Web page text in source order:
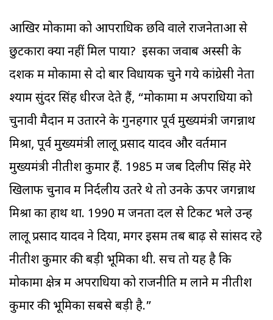
आखिर मोकामा को आपराधिक छवि वाले राजनेताओं से
छुटकारा क्यों नहीं मिल पाया? इसका जवाब अस्सी के
दशक में मोकामा से दो बार विधायक चुने गये कांग्रेसी नेता
श्याम सुंदर सिंह धीरज देते हैं, “मोकामा में अपराधियों को
चुनावी मैदान में उतारने के गुनहगार पूर्व मुख्यमंत्री जगन्नाथ
मिश्रा, पूर्व मुख्यमंत्री लालू प्रसाद यादव और वर्तमान
मुख्यमंत्री नीतीश कुमार हैं. 1985 में जब दिलीप सिंह मेरे
खिलाफ चुनाव में निर्दलीय उतरे थे तो उनके ऊपर जगन्नाथ
मिश्रा का हाथ था. 1990 में जनता दल से टिकट भले उन्हें
लालू प्रसाद यादव ने दिया, मगर इसमें तब बाढ़ से सांसद रहे
नीतीश कुमार की बड़ी भूमिका थी. सच तो यह है कि
मोकामा क्षेत्र में अपराधियों को राजनीति में लाने में नीतीश
कुमार की भूमिका सबसे बड़ी है.”